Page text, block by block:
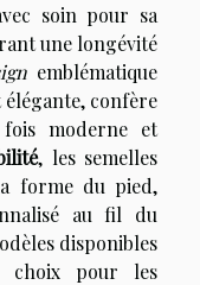
soin pour sa
une longévité
emblématique
élégante, confère
moderne et
, les semelles
forme du pied,
au fil du
disponibles
choix pour les